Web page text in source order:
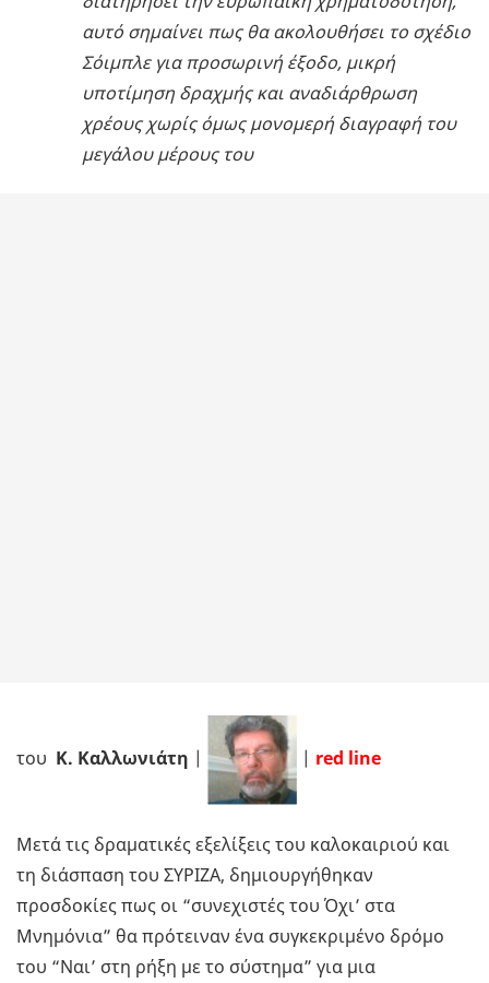
αυτό σημαίνει πως θα ακολουθήσει το σχέδιο
Σόιμπλε για προσωρινή έξοδο, μικρή
υποτίμηση δραχμής και αναδιάρθρωση
χρέους χωρίς όμως μονομερή διαγραφή του
μεγάλου μέρους του
του Κ. Καλλωνιάτη | | red line
Μετά τις δραματικές εξελίξεις του καλοκαιριού και
τη διάσπαση του ΣΥΡΙΖΑ, δημιουργήθηκαν
προσδοκίες πως οι “συνεχιστές του Όχι’ στα
Μνημόνια” θα πρότειναν ένα συγκεκριμένο δρόμο
του “Ναι’ στη ρήξη με το σύστημα” για μια